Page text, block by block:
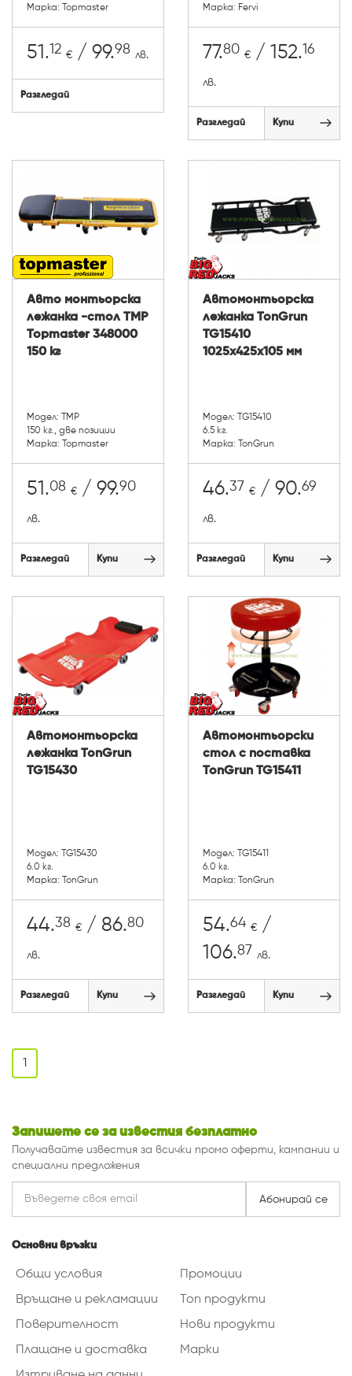
Марка: Topmaster
51.12 € / 99.98 лв.
Разгледай
Марка: Fervi
77.80 € / 152.16
лв.
Разгледай Купи
Авто монтьорска
лежанка -стол TMP
Topmaster 348000
150 кг
Модел: TMP
150 кг., две позиции
Марка: Topmaster
51.08 € / 99.90
лв.
Разгледай Купи
Автомонтьорска
лежанка TonGrun
TG15410
1025x425x105 мм
Модел: TG15410
6.5 кг.
Марка: TonGrun
46.37 € / 90.69
лв.
Разгледай Купи
Автомонтьорска
лежанка TonGrun
TG15430
Модел: TG15430
6.0 кг.
Марка: TonGrun
44.38 € / 86.80
лв.
Разгледай Купи
Автомонтьорски
стол с поставка
TonGrun TG15411
Модел: TG15411
6.0 кг.
Марка: TonGrun
54.64 € /
106.87 лв.
Разгледай Купи
1
Запишете се за известия безплатно
Получавайте известия за всички промо оферти, кампании и
специални предложения
Абонирай се
Основни връзки
Общи условия
Връщане и рекламации
Поверителност
Плащане и доставка
Промоции
Топ продукти
Нови продукти
Марки